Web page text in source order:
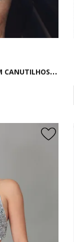
S
HORT SAIA DE PAETÊ COM CANUTILHOS PRATA CINTURA BAIXA